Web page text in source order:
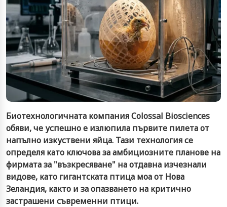
Биотехнологичната компания Colossal Biosciences
обяви, че успешно е излюпила първите пилета от
напълно изкуствени яйца. Тази технология се
определя като ключова за амбициозните планове на
фирмата за "възкресяване" на отдавна изчезнали
видове, като гигантската птица моа от Нова
Зеландия, както и за опазването на критично
застрашени съвременни птици.